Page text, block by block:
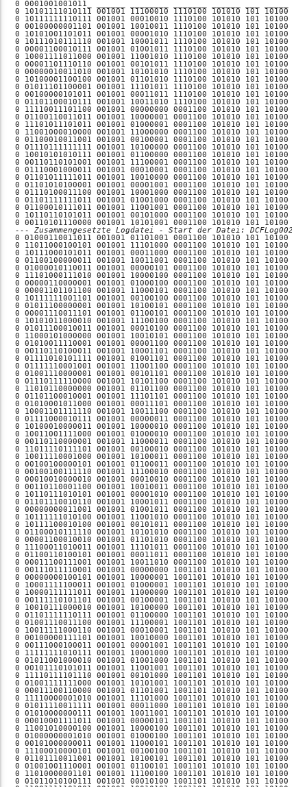
--- Zusammengesetzte Logdatei - Start der Datei: